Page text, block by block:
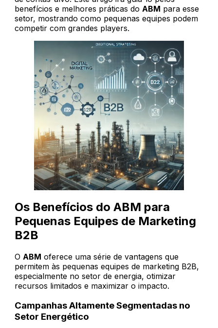
benefícios e melhores práticas do ABM para esse
setor, mostrando como pequenas equipes podem
competir com grandes players.
Os Benefícios do ABM para
Pequenas Equipes de Marketing
B2B
O ABM oferece uma série de vantagens que
permitem às pequenas equipes de marketing B2B,
especialmente no setor de energia, otimizar
recursos limitados e maximizar o impacto.
Campanhas Altamente Segmentadas no
Setor Energético